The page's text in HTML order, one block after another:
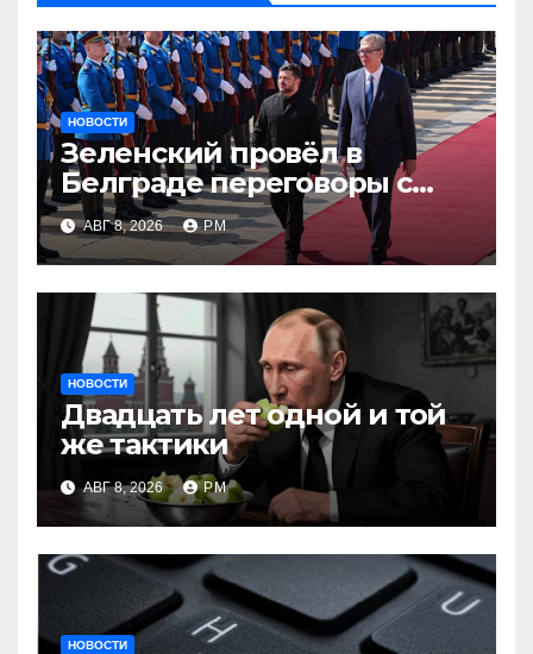
НОВОСТИ
Зеленский провёл в
Белграде переговоры с
Вучичем
АВГ 8, 2026 РМ
НОВОСТИ
Двадцать лет одной и той
же тактики
АВГ 8, 2026 РМ
НОВОСТИ